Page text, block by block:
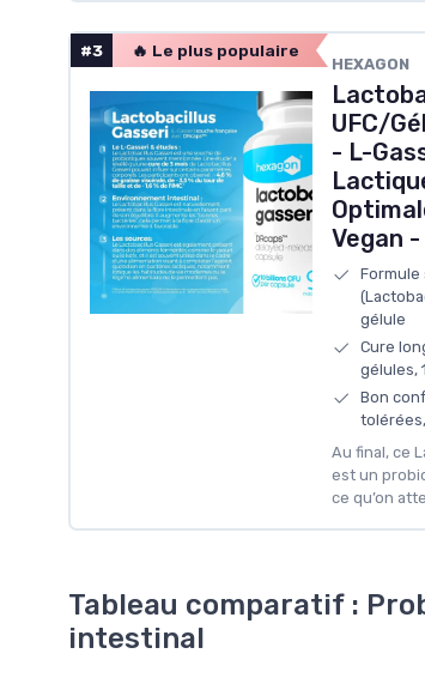
#3 🔥 Le plus populaire
HEXAGON
UFC/
- L-
Vegan
Formule
gélule
Cure
gélules,
Bon
Au final, ce
est un
ce qu’on
Tableau comparatif :
intestinal